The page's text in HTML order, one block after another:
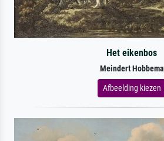
Het eikenbos
Meindert Hobbema
Afbeelding kiezen